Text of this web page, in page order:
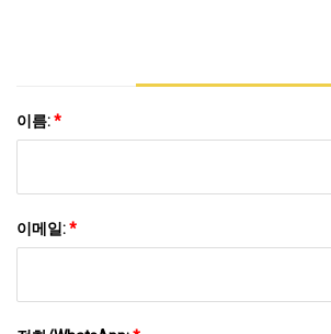
이름:*
이메일:*